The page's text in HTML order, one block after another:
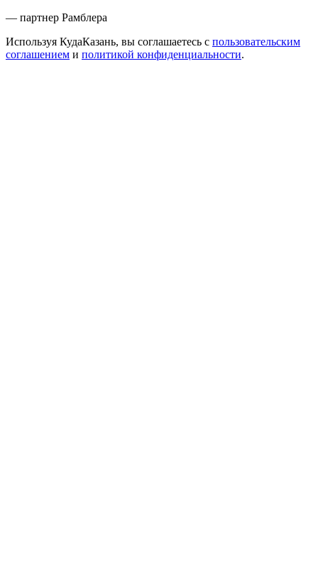
— партнер Рамблера
Используя КудаКазань, вы соглашаетесь с пользовательским
соглашением и политикой конфиденциальности.